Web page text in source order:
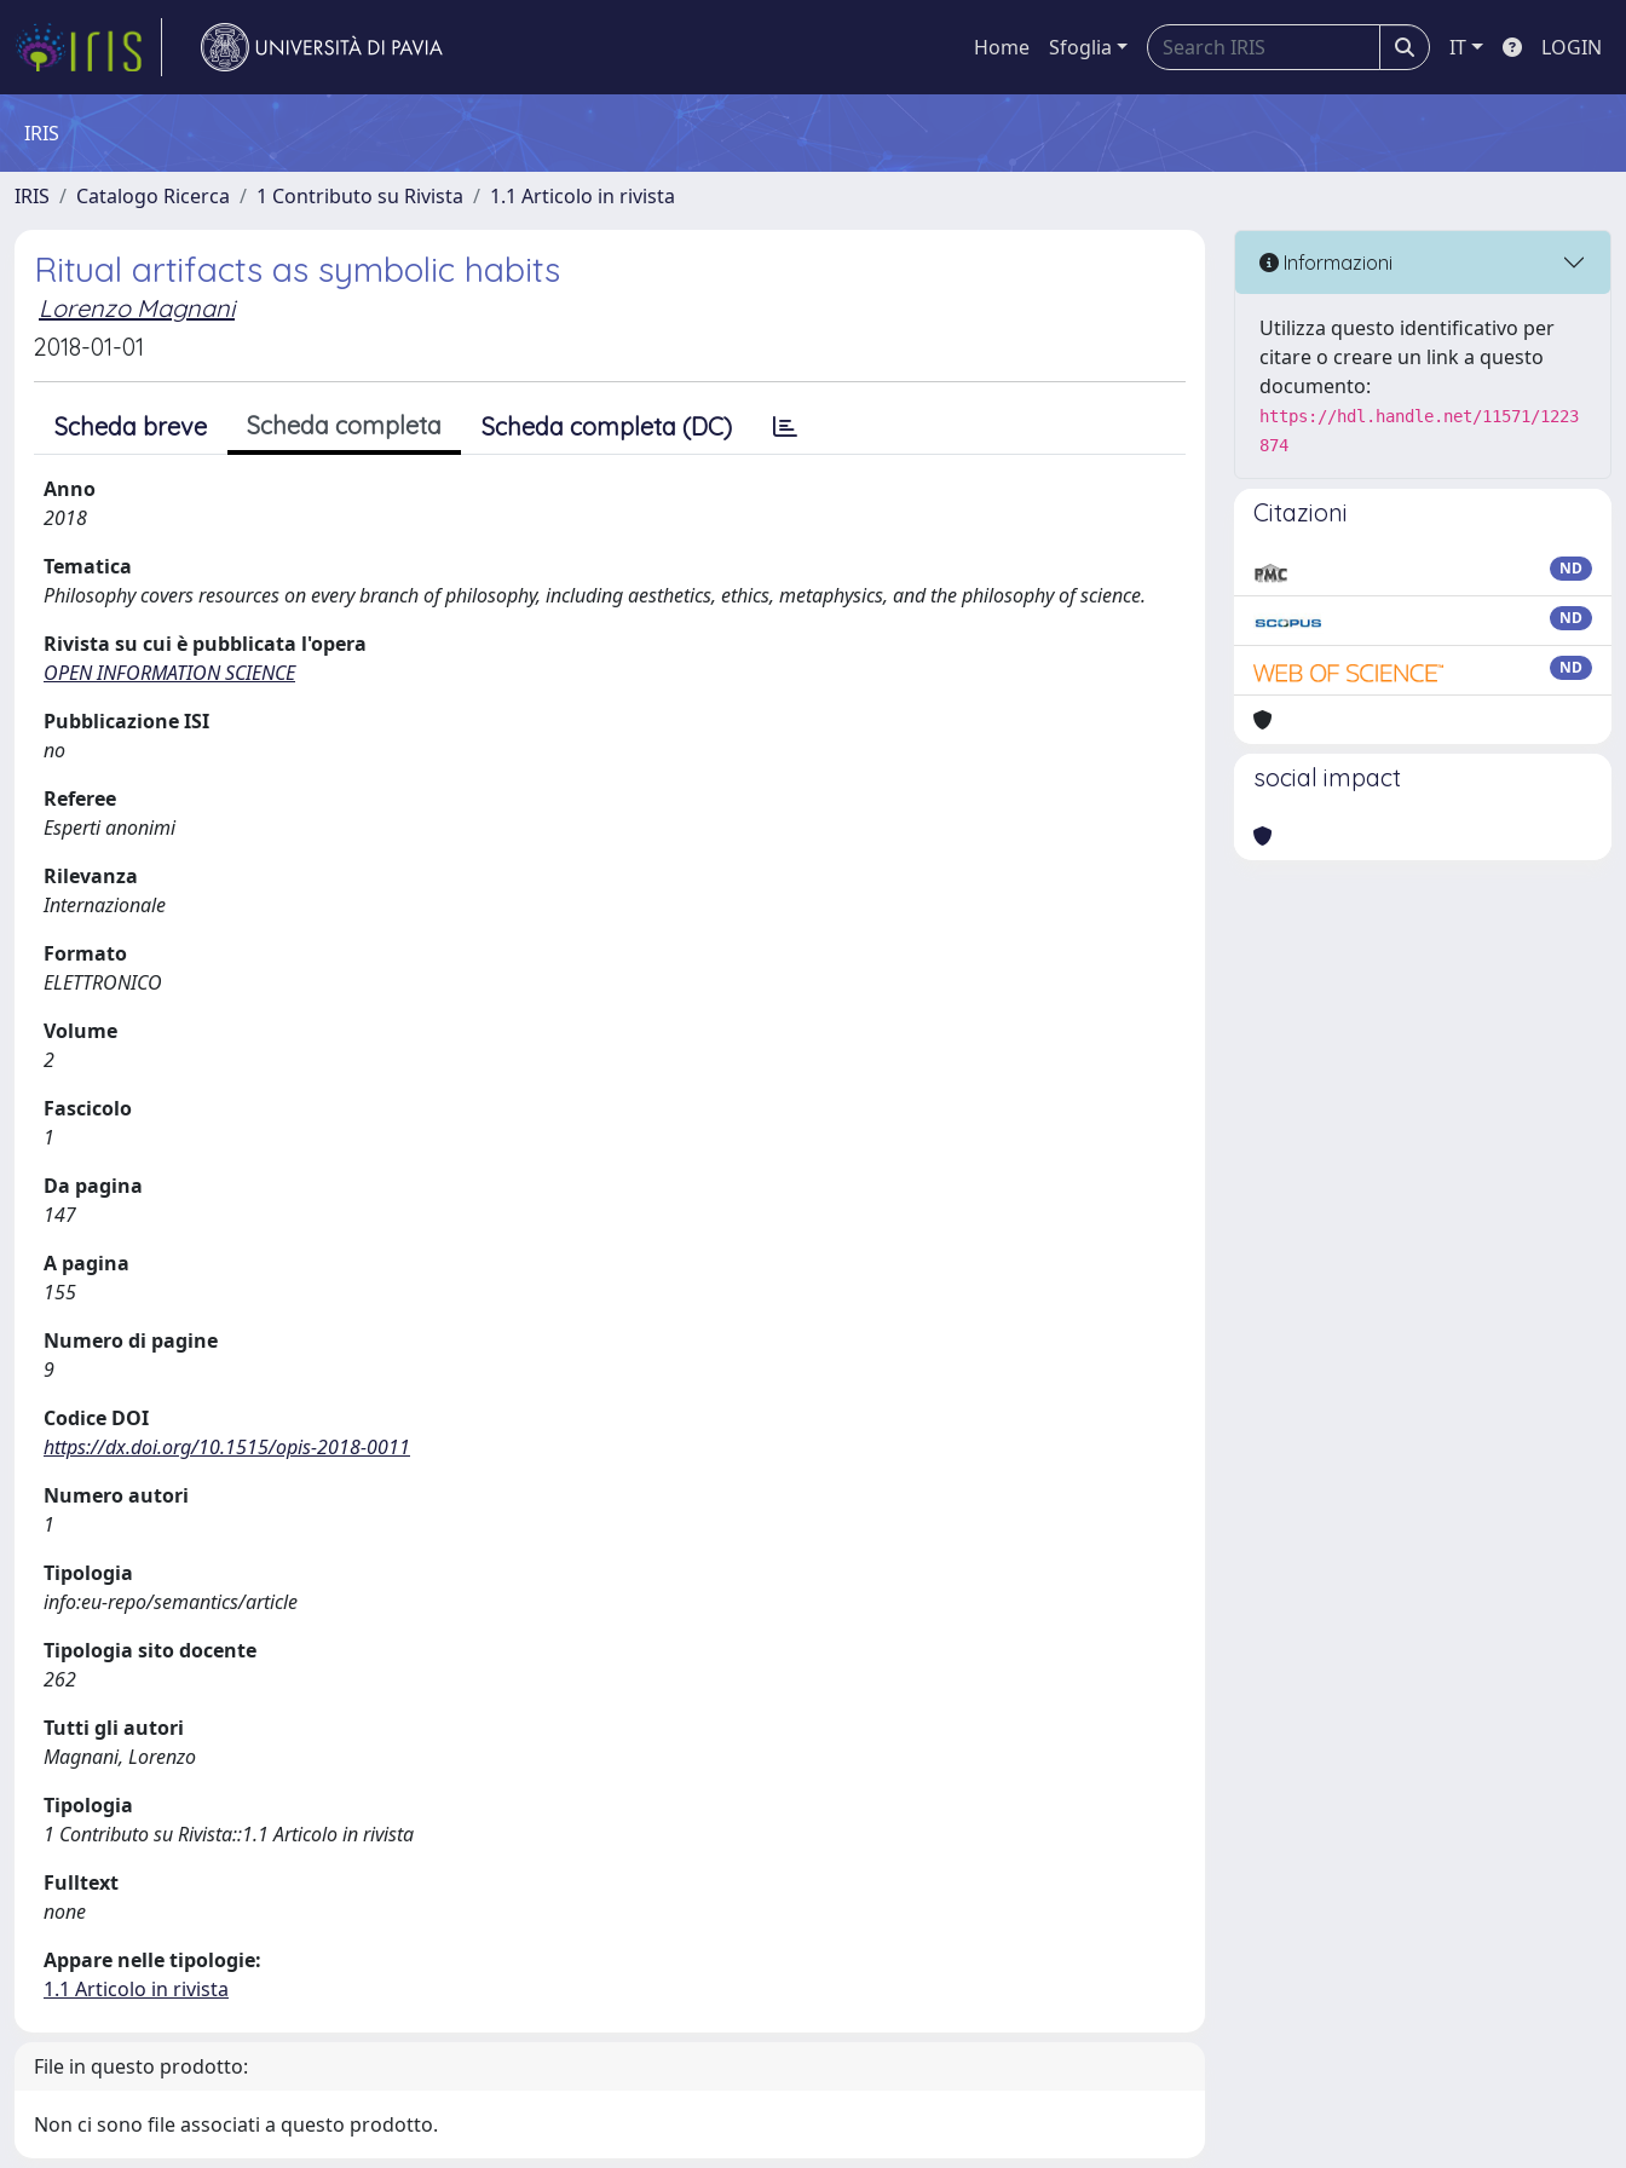
Home Sfoglia IT LOGIN
IRIS
IRIS Catalogo Ricerca 1 Contributo su Rivista 1.1 Articolo in rivista
Ritual artifacts as symbolic habits
Lorenzo Magnani
2018-01-01
Scheda breve Scheda completa Scheda completa (DC)
Anno
2018
Tematica
Philosophy covers resources on every branch of philosophy, including aesthetics, ethics, metaphysics, and the philosophy of science.
Rivista su cui è pubblicata l'opera
OPEN INFORMATION SCIENCE
Pubblicazione ISI
no
Referee
Esperti anonimi
Rilevanza
Internazionale
Formato
ELETTRONICO
Volume
2
Fascicolo
1
Da pagina
147
A pagina
155
Numero di pagine
9
Codice DOI
https://dx.doi.org/10.1515/opis-2018-0011
Numero autori
1
Tipologia
info:eu-repo/semantics/article
Tipologia sito docente
262
Tutti gli autori
Magnani, Lorenzo
Tipologia
1 Contributo su Rivista::1.1 Articolo in rivista
Fulltext
none
Appare nelle tipologie:
1.1 Articolo in rivista
File in questo prodotto:
Non ci sono file associati a questo prodotto.
Informazioni
Utilizza questo identificativo per
citare o creare un link a questo
documento:
https://hdl.handle.net/11571/1223
874
Citazioni
ND
ND
ND
social impact